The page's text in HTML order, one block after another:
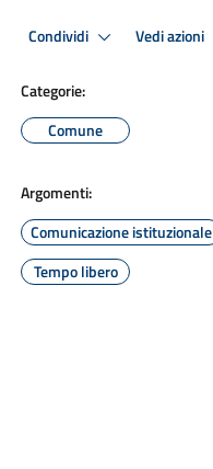
Condividi Vedi azioni
Categorie:
Comune
Argomenti:
Comunicazione istituzionale
Tempo libero